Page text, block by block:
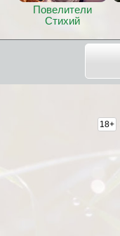
Повелители
Стихий
18+